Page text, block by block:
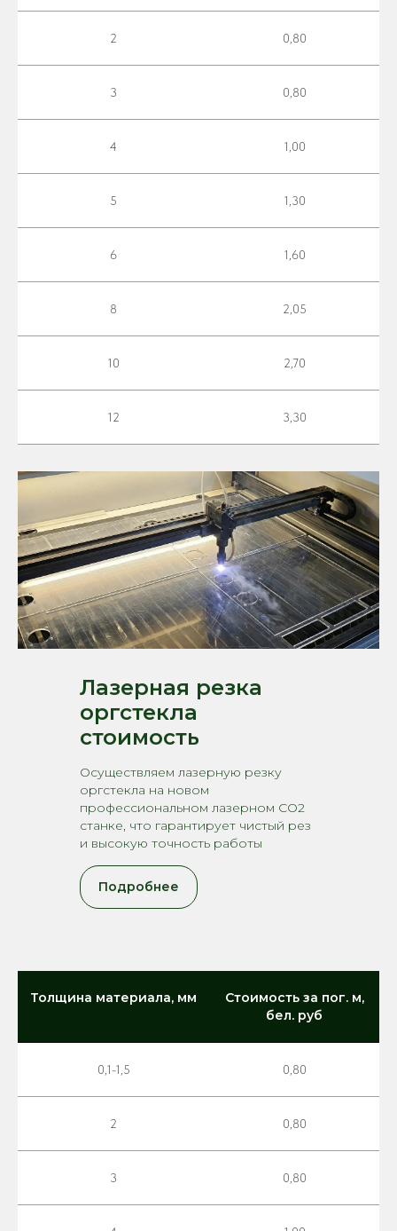
2 0,80
3 0,80
4 1,00
5 1,30
6 1,60
8 2,05
10 2,70
12 3,30
Лазерная резка
оргстекла
стоимость
Осуществляем лазерную резку
оргстекла на новом
профессиональном лазерном CO2
станке, что гарантирует чистый рез
и высокую точность работы
Подробнее
Толщина материала, мм
Стоимость за пог. м,
бел. руб
0,1-1,5 0,80
2 0,80
3 0,80